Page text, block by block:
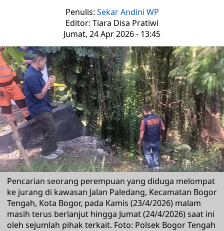
Penulis: Sekar Andini WP
Editor: Tiara Disa Pratiwi
Jumat, 24 Apr 2026 - 13:45
Pencarian seorang perempuan yang diduga melompat
ke jurang di kawasan Jalan Paledang, Kecamatan Bogor
Tengah, Kota Bogor, pada Kamis (23/4/2026) malam
masih terus berlanjut hingga Jumat (24/4/2026) saat ini
oleh sejumlah pihak terkait. Foto: Polsek Bogor Tengah